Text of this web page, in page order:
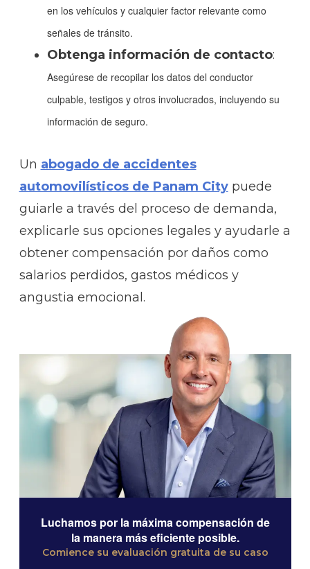
en los vehículos y cualquier factor relevante como
señales de tránsito.
Obtenga información de contacto:
Asegúrese de recopilar los datos del conductor
culpable, testigos y otros involucrados, incluyendo su
información de seguro.
Un abogado de accidentes
automovilísticos de Panam Citypuede
guiarle a través del proceso de demanda,
explicarle sus opciones legales y ayudarle a
obtener compensación por daños como
salarios perdidos, gastos médicos y
angustia emocional.
Luchamos por la máxima compensación de
la manera más eficiente posible.
Comience su evaluación gratuita de su caso